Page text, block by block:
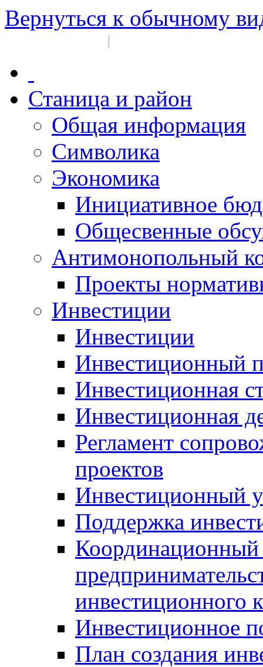
Вернуться к обычному
|
Станица и район
Общая информация
Символика
Экономика
Инициативное
Общесвенные
Антимонопольный
Проекты
Инвестиции
Инвестиции
Инвестиционный
Инвестиционная
Инвестиционная
Регламент
проектов
Инвестиционный
Поддержка
Координационный
инвестиционного
Инвестиционное
План создания